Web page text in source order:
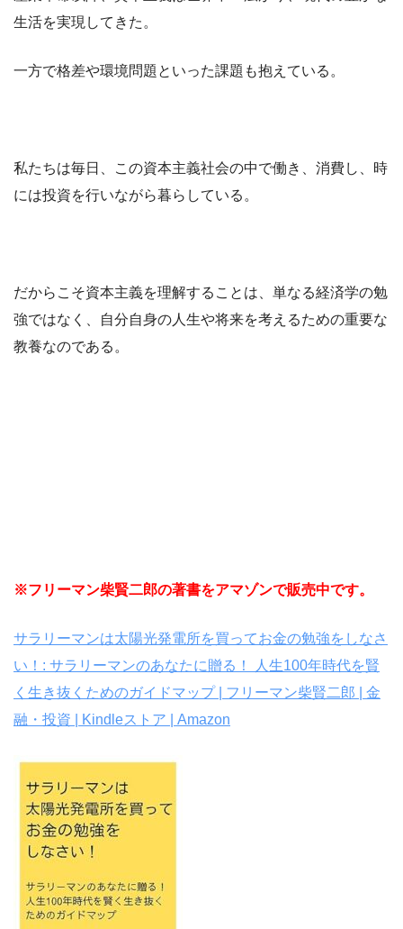
生活を実現してきた。
一方で格差や環境問題といった課題も抱えている。
私たちは毎日、この資本主義社会の中で働き、消費し、時
には投資を行いながら暮らしている。
だからこそ資本主義を理解することは、単なる経済学の勉
強ではなく、自分自身の人生や将来を考えるための重要な
教養なのである。
※フリーマン柴賢二郎の著書をアマゾンで販売中です。
サラリーマンは太陽光発電所を買ってお金の勉強をしなさ
い！: サラリーマンのあなたに贈る！ 人生100年時代を賢
く生き抜くためのガイドマップ | フリーマン柴賢二郎 | 金
融・投資 | Kindleストア | Amazon